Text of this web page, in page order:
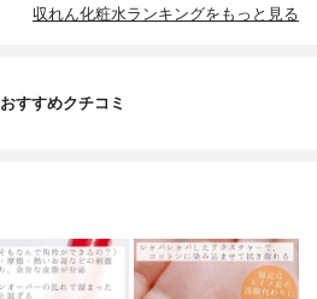
収れん化粧水ランキングをもっと見る
すすめクチコミ